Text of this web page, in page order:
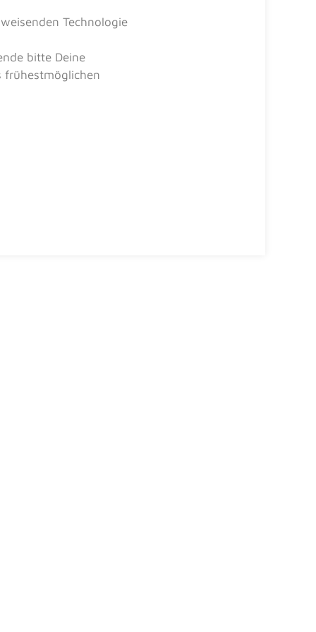
Technologie
bitte Deine
frühestmöglichen